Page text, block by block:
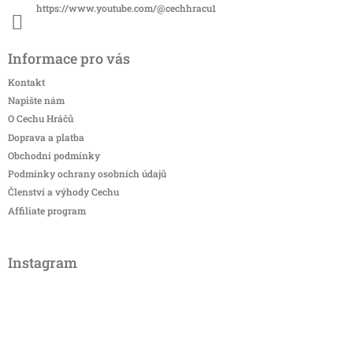
https://www.youtube.com/@cechhracu1
Informace pro vás
Kontakt
Napište nám
O Cechu Hráčů
Doprava a platba
Obchodní podmínky
Podmínky ochrany osobních údajů
Členství a výhody Cechu
Affiliate program
Instagram